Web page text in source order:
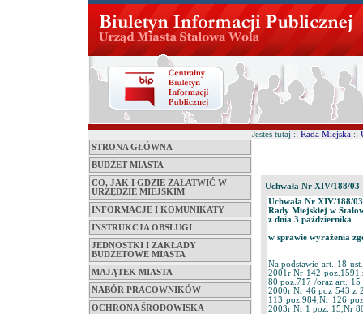
STRONA GŁÓWNA
BUDŻET MIASTA
CO, JAK I GDZIE ZAŁATWIĆ W
URZĘDZIE MIEJSKIM
INFORMACJE I KOMUNIKATY
INSTRUKCJA OBSŁUGI
JEDNOSTKI I ZAKŁADY
BUDŻETOWE MIASTA
MAJĄTEK MIASTA
NABÓR PRACOWNIKÓW
OCHRONA ŚRODOWISKA
Jesteś tutaj :: Rada Miejska ::
Uchwała Nr XIV/188/03
Uchwała Nr XIV/188/03
Rady Miejskiej w
z dnia 3 października
w sprawie wyrażenia
Na podstawie art. 18
2001r Nr 142
80 poz.717 /oraz art.
2000r Nr 46 poz 543 z
113 poz.984,Nr 126
2003r Nr 1 poz. 15,Nr